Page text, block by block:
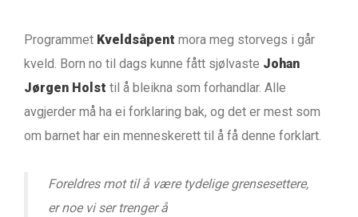
Programmet Kveldsåpent mora meg storvegs i går
kveld. Born no til dags kunne fått sjølvaste Johan
Jørgen Holst til å bleikna som forhandlar. Alle
avgjerder må ha ei forklaring bak, og det er mest som
om barnet har ein menneskerett til å få denne forklart.
Foreldres mot til å være tydelige grensesettere,
er noe vi ser trenger å